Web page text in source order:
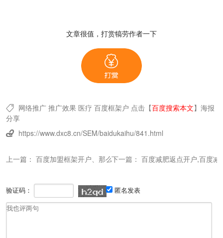
文章很值，打赏犒劳作者一下
 网络推广 推广效果 医疗 百度框架户 点击【百度搜索本文】 海报
分享
 https://www.dxc8.cn/SEM/baidukaihu/841.html
上一篇： 百度加盟框架开户、那么百度加盟框架户消费怎么走？
下一篇： 百度减肥返点开户,百度
验证码： 匿名发表